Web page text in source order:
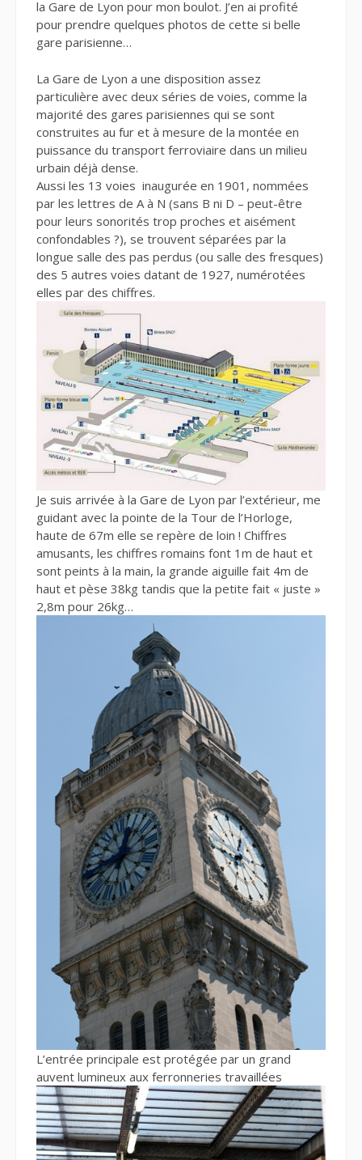
la Gare de Lyon pour mon boulot. J’en ai profité
pour prendre quelques photos de cette si belle
gare parisienne…
La Gare de Lyon a une disposition assez
particulière avec deux séries de voies, comme la
majorité des gares parisiennes qui se sont
construites au fur et à mesure de la montée en
puissance du transport ferroviaire dans un milieu
urbain déjà dense.
Aussi les 13 voies inaugurée en 1901, nommées
par les lettres de A à N (sans B ni D – peut-être
pour leurs sonorités trop proches et aisément
confondables ?), se trouvent séparées par la
longue salle des pas perdus (ou salle des fresques)
des 5 autres voies datant de 1927, numérotées
elles par des chiffres.
Je suis arrivée à la Gare de Lyon par l’extérieur, me
guidant avec la pointe de la Tour de l’Horloge,
haute de 67m elle se repère de loin ! Chiffres
amusants, les chiffres romains font 1m de haut et
sont peints à la main, la grande aiguille fait 4m de
haut et pèse 38kg tandis que la petite fait « juste »
2,8m pour 26kg…
L’entrée principale est protégée par un grand
auvent lumineux aux ferronneries travaillées